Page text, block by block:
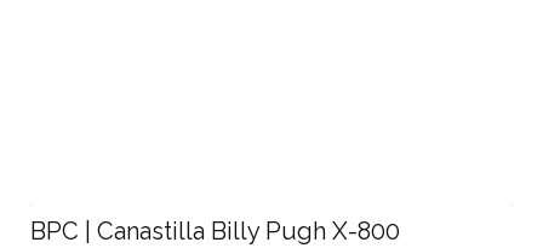
BPC | Canastilla Billy Pugh X-800